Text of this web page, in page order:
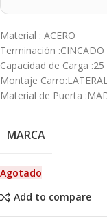
Material : ACERO
Terminación :CINCADO
Capacidad de Carga :25
Montaje Carro:LATERAL
Material de Puerta
MARCA
Agotado
Add to compare